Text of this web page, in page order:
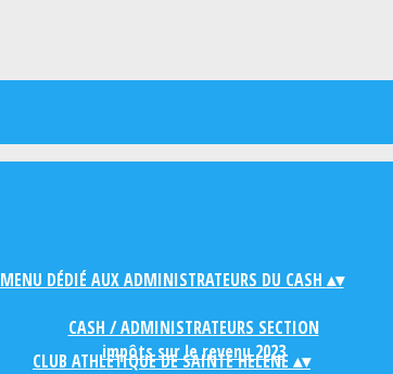
MENU DÉDIÉ AUX ADMINISTRATEURS DU CASH ▴▾
CASH / ADMINISTRATEURS SECTION
impôts sur le revenu 2023
CLUB ATHLETIQUE DE SAINTE HELENE ▴▾